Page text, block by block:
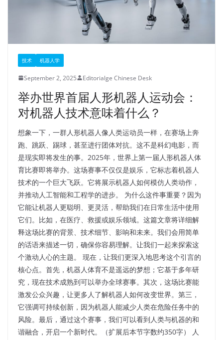
技术 机器人学
September 2, 2025 Editorialge Chinese Desk
举办世界首届人形机器人运动会：
对机器人技术意味着什么？
想象一下，一群人形机器人像人类运动员一样，在赛场上奔
跑、跳跃、踢球，甚至进行团体对抗。这不是科幻电影，而
是现实即将发生的事。2025年，世界上第一届人形机器人体
育比赛即将举办。这场赛事不仅仅是娱乐，它标志着机器人
技术的一个巨大飞跃。它将展示机器人如何模仿人类动作，
并推动人工智能和工程学的进步。 为什么这件事重要？因为
它能让机器人更聪明、更灵活，帮助我们在日常生活中使用
它们。比如，在医疗、救援或娱乐领域。这篇文章将详细解
释这场比赛的背景、技术细节、影响和未来。我们会用简单
的话语来描述一切，确保你容易理解。让我们一起来探索这
个激动人心的主题。 现在，让我们更深入地思考这个引言的
核心点。首先，机器人体育不是遥远的梦想；它基于多年研
究，现在技术成熟到可以举办全球赛事。其次，这场比赛能
激发公众兴趣，让更多人了解机器人如何改变世界。第三，
它强调可持续创新，因为机器人能减少人类在危险任务中的
风险。最后，通过这个赛事，我们可以看到人类与机器的和
谐融合，开启一个新时代。（扩展后本节字数约350字） 人